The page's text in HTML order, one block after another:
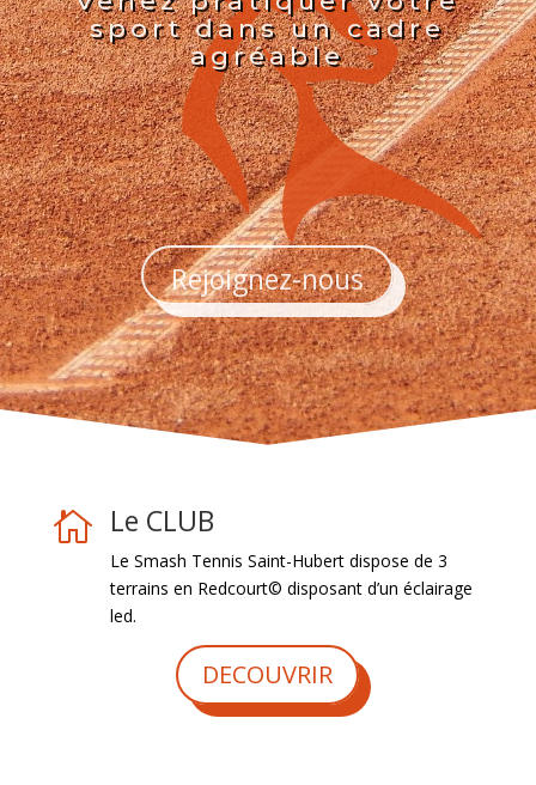
sport dans un cadre
agréable
Rejoignez-nous
 Le CLUB
Le Smash Tennis Saint-Hubert dispose de 3
terrains en Redcourt© disposant d’un éclairage
led.
DECOUVRIR